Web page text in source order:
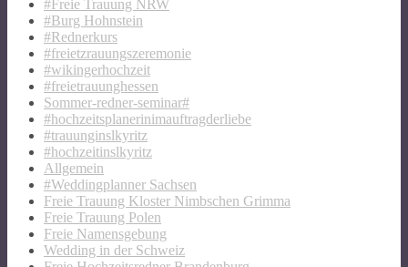
#Freie Trauung NRW
#Burg Hohnstein
#Rednerkurs
#freietzrauungszeremonie
#wikingerhochzeit
#freietrauunghessen
Sommer-redner-seminar#
#hochzeitsplanerinimauftragderliebe
#trauunginslkyritz
#hochzeitinslkyritz
Allgemein
#Weddingplanner Sachsen
Freie Trauung Kloster Nimbschen Grimma
Freie Trauung Polen
Freie Namensgebung
Wedding in der Schweiz